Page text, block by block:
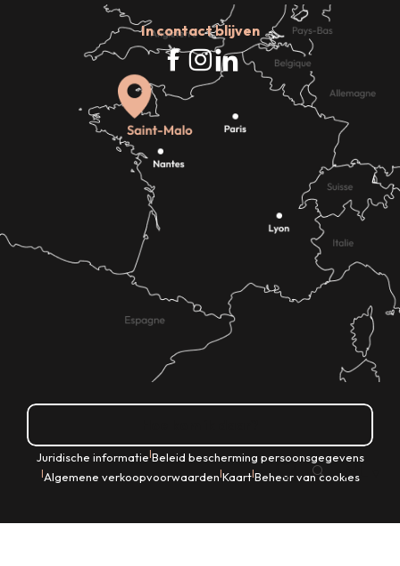
NL
In contact blijven
Juridische informatie|Beleid bescherming persoonsgegevens
|Algemene verkoopvoorwaarden|Kaart|Beheer van cookies